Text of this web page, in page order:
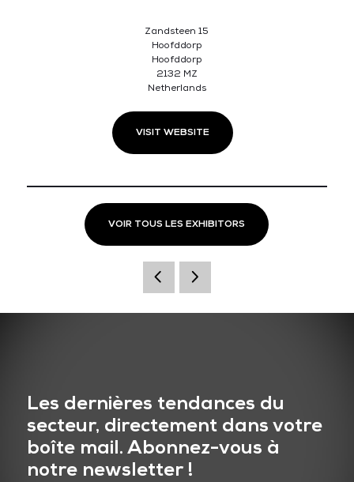
Zandsteen 15
Hoofddorp
Hoofddorp
2132 MZ
Netherlands
VISIT WEBSITE
VOIR TOUS LES EXHIBITORS
Les dernières tendances du
secteur, directement dans votre
boîte mail. Abonnez-vous à
notre newsletter !